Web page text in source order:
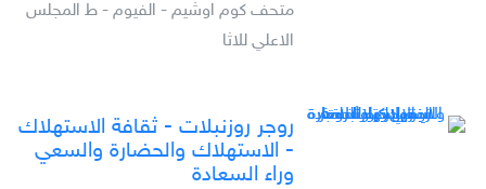
متحف كوم اوشيم - الفيوم - ط المجلس
الاعلي للاثا
روجر روزنبلات - ثقافة الاستهلاك
- الاستهلاك والحضارة والسعي
وراء السعادة